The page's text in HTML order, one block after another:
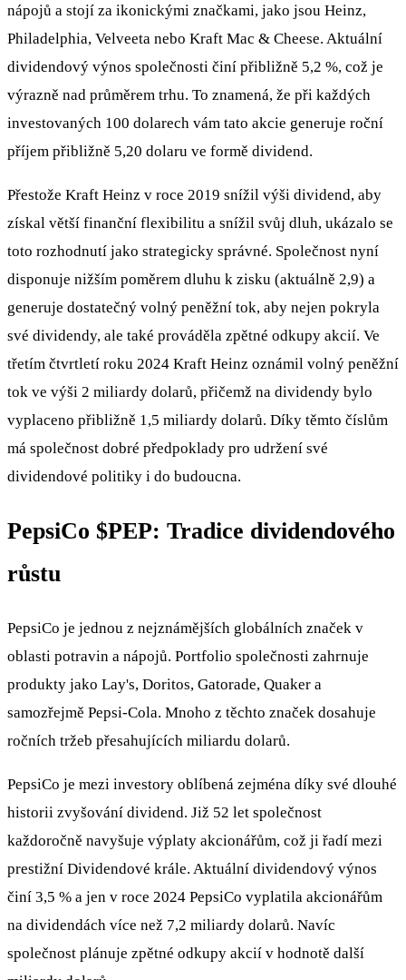
nápojů a stojí za ikonickými značkami, jako jsou Heinz,
Philadelphia, Velveeta nebo Kraft Mac & Cheese. Aktuální
dividendový výnos společnosti činí přibližně 5,2 %, což je
výrazně nad průměrem trhu. To znamená, že při každých
investovaných 100 dolarech vám tato akcie generuje roční
příjem přibližně 5,20 dolaru ve formě dividend.
Přestože Kraft Heinz v roce 2019 snížil výši dividend, aby
získal větší finanční flexibilitu a snížil svůj dluh, ukázalo se
toto rozhodnutí jako strategicky správné. Společnost nyní
disponuje nižším poměrem dluhu k zisku (aktuálně 2,9) a
generuje dostatečný volný peněžní tok, aby nejen pokryla
své dividendy, ale také prováděla zpětné odkupy akcií. Ve
třetím čtvrtletí roku 2024 Kraft Heinz oznámil volný peněžní
tok ve výši 2 miliardy dolarů, přičemž na dividendy bylo
vyplaceno přibližně 1,5 miliardy dolarů. Díky těmto číslům
má společnost dobré předpoklady pro udržení své
dividendové politiky i do budoucna.
PepsiCo $PEP: Tradice dividendového
růstu
PepsiCo je jednou z nejznámějších globálních značek v
oblasti potravin a nápojů. Portfolio společnosti zahrnuje
produkty jako Lay's, Doritos, Gatorade, Quaker a
samozřejmě Pepsi-Cola. Mnoho z těchto značek dosahuje
ročních tržeb přesahujících miliardu dolarů.
PepsiCo je mezi investory oblíbená zejména díky své dlouhé
historii zvyšování dividend. Již 52 let společnost
každoročně navyšuje výplaty akcionářům, což ji řadí mezi
prestižní Dividendové krále. Aktuální dividendový výnos
činí 3,5 % a jen v roce 2024 PepsiCo vyplatila akcionářům
na dividendách více než 7,2 miliardy dolarů. Navíc
společnost plánuje zpětné odkupy akcií v hodnotě další